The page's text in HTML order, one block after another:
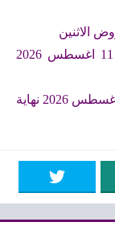
عروض بنده مصر من 29 يوليو حتى 11 اغسطس 2026
عروض بنده مصر من 30 يوليو حتى 1 اغسطس 2026 نهاية